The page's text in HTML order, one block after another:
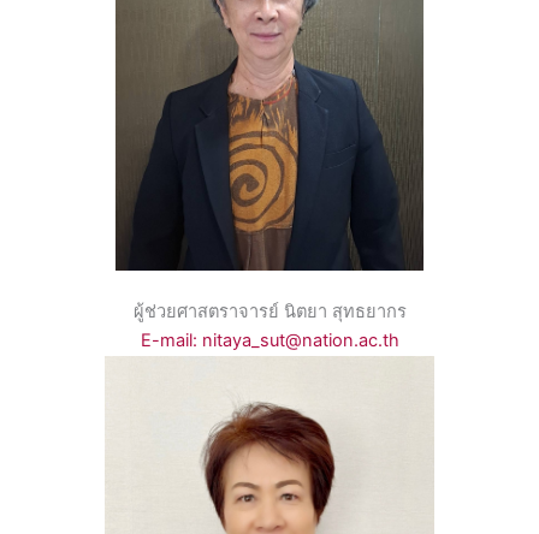
ผู้ช่วยศาสตราจารย์ นิตยา สุทธยากร
E-mail: nitaya_sut@nation.ac.th